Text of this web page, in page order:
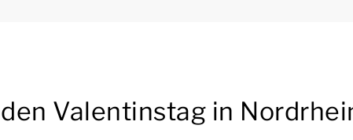
Valentinstag in